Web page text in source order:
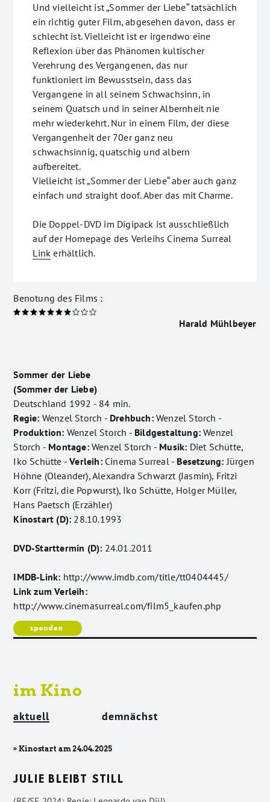
Und vielleicht ist „Sommer der Liebe“ tatsächlich
ein richtig guter Film, abgesehen davon, dass er
schlecht ist. Vielleicht ist er irgendwo eine
Reflexion über das Phänomen kultischer
Verehrung des Vergangenen, das nur
funktioniert im Bewusstsein, dass das
Vergangene in all seinem Schwachsinn, in
seinem Quatsch und in seiner Albernheit nie
mehr wiederkehrt. Nur in einem Film, der diese
Vergangenheit der 70er ganz neu
schwachsinnig, quatschig und albern
aufbereitet.
Vielleicht ist „Sommer der Liebe“ aber auch ganz
einfach und straight doof. Aber das mit Charme.
Die Doppel-DVD im Digipack ist ausschließlich
auf der Homepage des Verleihs Cinema Surreal
Link erhältlich.
Benotung des Films :
Harald Mühlbeyer
Sommer der Liebe
(Sommer der Liebe)
Deutschland 1992 - 84 min.
Regie: Wenzel Storch - Drehbuch:Wenzel Storch -
Produktion: Wenzel Storch - Bildgestaltung: Wenzel
Storch - Montage:Wenzel Storch - Musik: Diet Schütte,
Iko Schütte -Verleih:Cinema Surreal - Besetzung: Jürgen
Höhne (Oleander), Alexandra Schwarzt (Jasmin), Fritzi
Korr (Fritzi, die Popwurst), Iko Schütte, Holger Müller,
Hans Paetsch (Erzähler)
Kinostart (D): 28.10.1993
DVD-Starttermin (D): 24.01.2011
IMDB-Link: http://www.imdb.com/title/tt0404445/
Link zum Verleih:
http://www.cinemasurreal.com/film5_kaufen.php
im Kino
aktuell demnächst
» Kinostart am 24.04.2025
JULIE BLEIBT STILL